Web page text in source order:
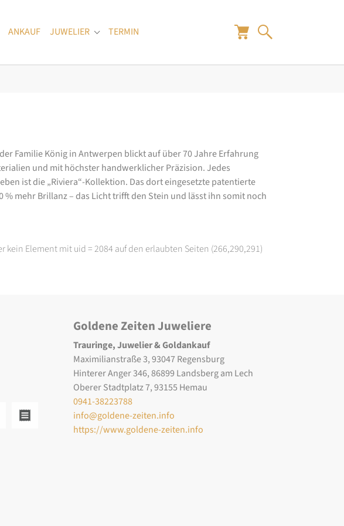
"Schmuck"for "Uhren"
ANKAUF JUWELIER Submenu for "Juwelier"
TERMIN
Familie König in Antwerpen blickt auf über 70 Jahre Erfahrung
und mit höchster handwerklicher Präzision. Jedes
ist die „Riviera“-Kollektion. Das dort eingesetzte patentierte
mehr Brillanz – das Licht trifft den Stein und lässt ihn somit noch
Element mit uid = 2084 auf den erlaubten Seiten (266,290,291)
Goldene Zeiten Juweliere
Trauringe, Juwelier & Goldankauf
Maximilianstraße 3, 93047 Regensburg
Hinterer Anger 346, 86899 Landsberg am Lech
Oberer Stadtplatz 7, 93155 Hemau
0941-38223788
info@goldene-zeiten.info
https://www.goldene-zeiten.info